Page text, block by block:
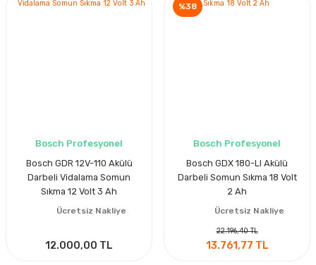
Bosch Profesyonel
Bosch GDR 12V-110 Akülü
Darbeli Vidalama Somun
Sıkma 12 Volt 3 Ah
Ücretsiz Nakliye
12.000,00 TL
%38
Bosch Profesyonel
Bosch GDX 180-LI Akülü
Darbeli Somun Sıkma 18 Volt
2 Ah
Ücretsiz Nakliye
22.196,40 TL
13.761,77 TL